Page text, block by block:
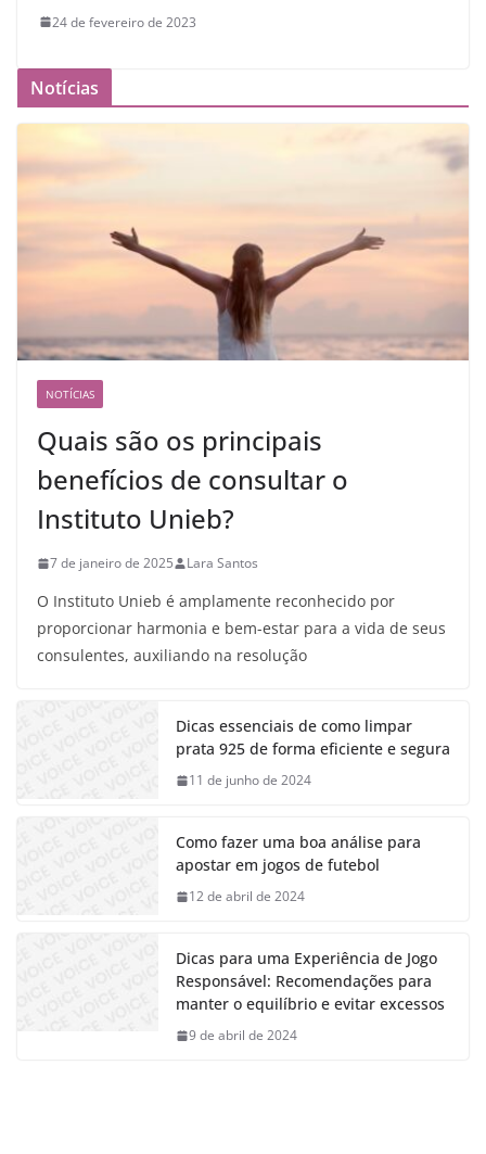
24 de fevereiro de 2023
Notícias
NOTÍCIAS
Quais são os principais
benefícios de consultar o
Instituto Unieb?
7 de janeiro de 2025 Lara Santos
O Instituto Unieb é amplamente reconhecido por
proporcionar harmonia e bem-estar para a vida de seus
consulentes, auxiliando na resolução
Dicas essenciais de como limpar
prata 925 de forma eficiente e segura
11 de junho de 2024
Como fazer uma boa análise para
apostar em jogos de futebol
12 de abril de 2024
Dicas para uma Experiência de Jogo
Responsável: Recomendações para
manter o equilíbrio e evitar excessos
9 de abril de 2024